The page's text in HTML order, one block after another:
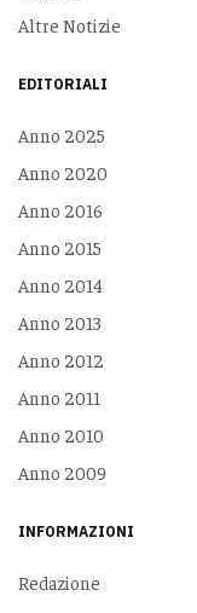
Altre Notizie
EDITORIALI
Anno 2025
Anno 2020
Anno 2016
Anno 2015
Anno 2014
Anno 2013
Anno 2012
Anno 2011
Anno 2010
Anno 2009
INFORMAZIONI
Redazione